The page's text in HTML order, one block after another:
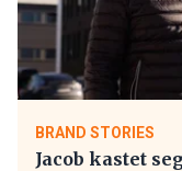
BRAND STORIES
Jacob kastet